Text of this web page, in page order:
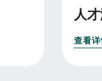
人
查看